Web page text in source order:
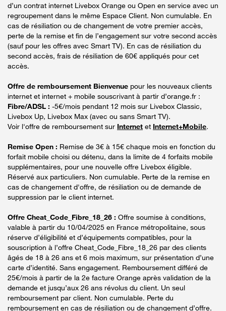
d’un contrat internet Livebox Orange ou Open en service avec un
regroupement dans le même Espace Client. Non cumulable. En
cas de résiliation ou de changement de votre premier accès,
perte de la remise et fin de l’engagement sur votre second accès
(sauf pour les offres avec Smart TV). En cas de résiliation du
second accès, frais de résiliation de 60€ appliqués pour cet
accès.
Offre de remboursement Bienvenue pour les nouveaux clients
internet et internet + mobile souscrivant à partir d’orange.fr :
Fibre/ADSL : -5€/mois pendant 12 mois sur Livebox Classic,
Livebox Up, Livebox Max (avec ou sans Smart TV).
Voir l'offre de remboursement sur Internet et Internet+Mobile.
Remise Open : Remise de 3€ à 15€ chaque mois en fonction du
forfait mobile choisi ou détenu, dans la limite de 4 forfaits mobile
supplémentaires, pour une nouvelle offre Livebox éligible.
Réservé aux particuliers. Non cumulable. Perte de la remise en
cas de changement d'offre, de résiliation ou de demande de
suppression par le client internet.
Offre Cheat_Code_Fibre_18_26 : Offre soumise à conditions,
valable à partir du 10/04/2025 en France métropolitaine, sous
réserve d’éligibilité et d’équipements compatibles, pour la
souscription à l’offre Cheat_Code_Fibre_18_26 par des clients
âgés de 18 à 26 ans et 6 mois maximum, sur présentation d’une
carte d’identité. Sans engagement. Remboursement différé de
25€/mois à partir de la 2e facture Orange après validation de la
demande et jusqu’aux 26 ans révolus du client. Un seul
remboursement par client. Non cumulable. Perte du
remboursement en cas de résiliation ou de changement d’offre.